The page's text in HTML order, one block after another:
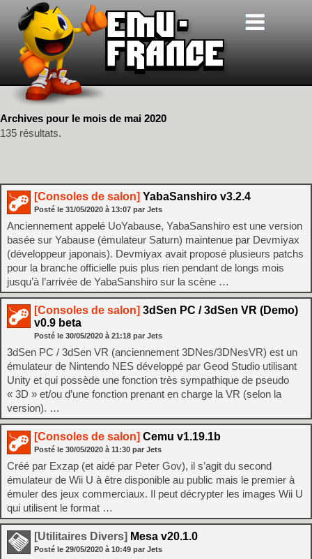
Archives pour le mois de mai 2020
135 résultats.
[Consoles de salon] YabaSanshiro v3.2.4
Posté le 31/05/2020 à 13:07 par Jets
Anciennement appelé UoYabause, YabaSanshiro est une version
basée sur Yabause (émulateur Saturn) maintenue par Devmiyax
(développeur japonais). Devmiyax avait proposé plusieurs patchs
pour la branche officielle puis plus rien pendant de longs mois
jusqu’à l’arrivée de YabaSanshiro sur la scène …
[Consoles de salon] 3dSen PC / 3dSen VR (Demo)
v0.9 beta
Posté le 30/05/2020 à 21:18 par Jets
3dSen PC / 3dSen VR (anciennement 3DNes/3DNesVR) est un
émulateur de Nintendo NES développé par Geod Studio utilisant
Unity et qui possède une fonction très sympathique de pseudo
« 3D » et/ou d’une fonction prenant en charge la VR (selon la
version). …
[Consoles de salon] Cemu v1.19.1b
Posté le 30/05/2020 à 11:30 par Jets
Créé par Exzap (et aidé par Peter Gov), il s’agit du second
émulateur de Wii U à être disponible au public mais le premier à
émuler des jeux commerciaux. Il peut décrypter les images Wii U
qui utilisent le format …
[Utilitaires Divers] Mesa v20.1.0
Posté le 29/05/2020 à 10:49 par Jets